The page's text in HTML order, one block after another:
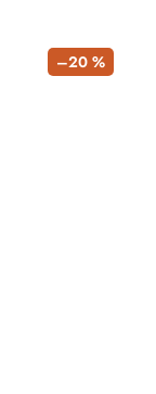
–20 %